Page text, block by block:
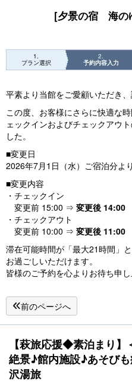
[夕景の宿 海の
1
プラン選択
2
予約内容入力
平素より当館をご愛顧いただき
この度、お客様にさらに快適な
ェックインおよびチェックアウ
した。
■変更日
2026年7月1日（水）ご宿泊分より
■変更内容
・チェックイン
変更前 15:00 ⇒ 変更後 14:00
・チェックアウト
変更前 10:00 ⇒ 変更後 11:00
滞在可能時間が「最大21時間」
お過ごしいただけます。
皆様のご予約を心よりお待ち申し
前のページへ
【萩旅応援◆素泊まり
絶景♪館内施設♪あそび
沢湯旅